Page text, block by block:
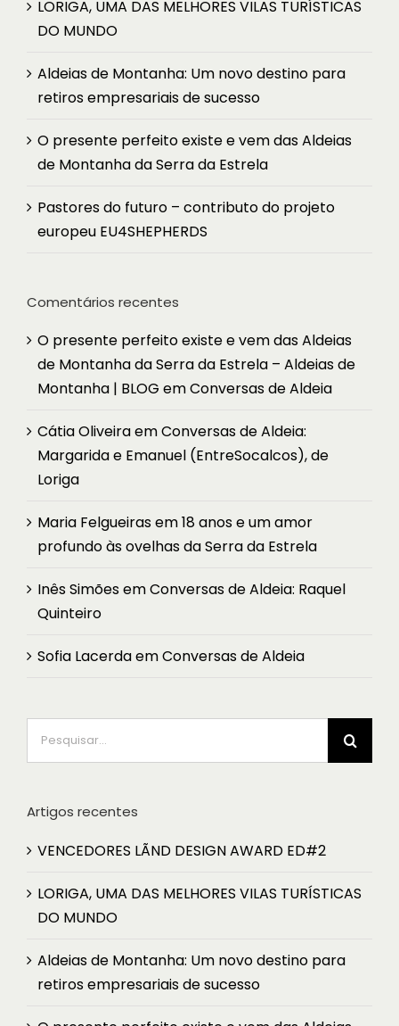
LORIGA, UMA DAS MELHORES VILAS TURÍSTICAS
DO MUNDO
Aldeias de Montanha: Um novo destino para
retiros empresariais de sucesso
O presente perfeito existe e vem das Aldeias
de Montanha da Serra da Estrela
Pastores do futuro – contributo do projeto
europeu EU4SHEPHERDS
Comentários recentes
O presente perfeito existe e vem das Aldeias
de Montanha da Serra da Estrela – Aldeias de
Montanha | BLOG emConversas de Aldeia
Cátia OliveiraemConversas de Aldeia:
Margarida e Emanuel (EntreSocalcos), de
Loriga
Maria Felgueirasem18 anos e um amor
profundo às ovelhas da Serra da Estrela
Inês SimõesemConversas de Aldeia: Raquel
Quinteiro
Sofia LacerdaemConversas de Aldeia
Artigos recentes
VENCEDORES LÃND DESIGN AWARD ED#2
LORIGA, UMA DAS MELHORES VILAS TURÍSTICAS
DO MUNDO
Aldeias de Montanha: Um novo destino para
retiros empresariais de sucesso